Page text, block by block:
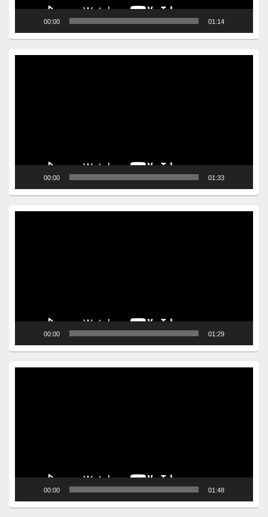
00:00 01:14
00:00 01:33
00:00 01:29
00:00 01:48